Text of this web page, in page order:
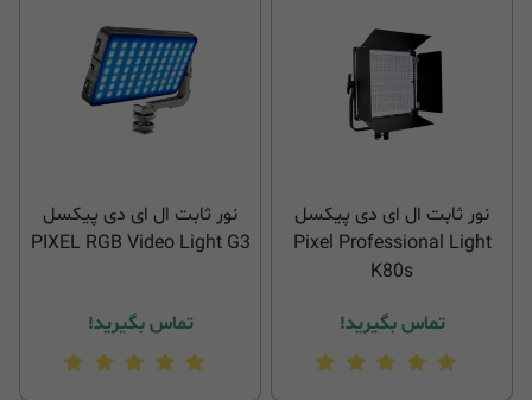
نور ثابت ال ای دی پیکسل
Pixel Professional Light
K80s
تماس بگیرید!
نور ثابت ال ای دی پیکسل
PIXEL RGB Video Light G3
تماس بگیرید!